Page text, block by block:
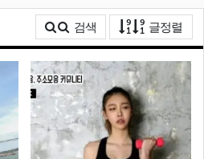
검색 글정렬